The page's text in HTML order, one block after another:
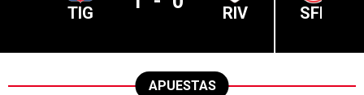
TIG RIV SFE
APUESTAS